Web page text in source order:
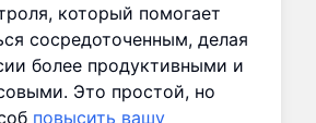
который помогает
сосредоточенным, делая
более продуктивными и
Это простой, но
повысить вашу